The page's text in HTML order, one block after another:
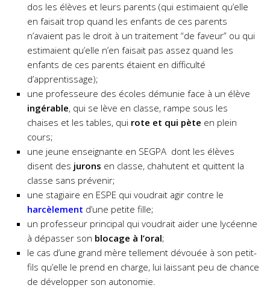
dos les élèves et leurs parents (qui estimaient qu’elle
en faisait trop quand les enfants de ces parents
n’avaient pas le droit à un traitement “de faveur” ou qui
estimaient qu’elle n’en faisait pas assez quand les
enfants de ces parents étaient en difficulté
d’apprentissage);
une professeure des écoles démunie face à un élève
ingérable, qui se lève en classe, rampe sous les
chaises et les tables, qui rote et qui pète en plein
cours;
une jeune enseignante en SEGPA dont les élèves
disent des jurons en classe, chahutent et quittent la
classe sans prévenir;
une stagiaire en ESPE qui voudrait agir contre le
harcèlement d’une petite fille;
un professeur principal qui voudrait aider une lycéenne
à dépasser son blocage à l’oral;
le cas d’une grand mère tellement dévouée à son petit-
fils qu’elle le prend en charge, lui laissant peu de chance
de développer son autonomie.